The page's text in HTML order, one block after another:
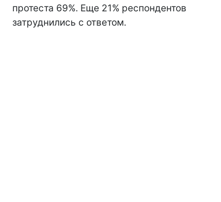
протеста 69%. Еще 21% респондентов
затруднились с ответом.